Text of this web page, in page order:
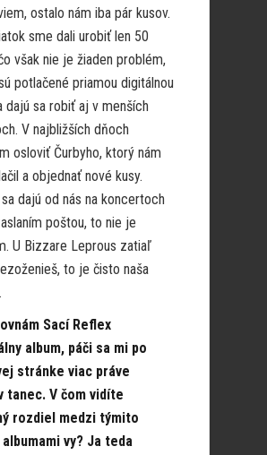
ostalo nám iba pár kusov.
sme dali urobiť len 50
však nie je žiaden problém,
potlačené priamou digitálnou
dajú sa robiť aj v menších
V najbližších dňoch
osloviť Čurbyho, ktorý nám
a objednať nové kusy.
dajú od nás na koncertoch
poštou, to nie je
U Bizzare Leprous zatiaľ
to je čisto naša
Sací Reflex
album, páči sa mi po
stránke viac práve
tanec. V čom vidíte
rozdiel medzi týmito
albumami vy? Ja teda